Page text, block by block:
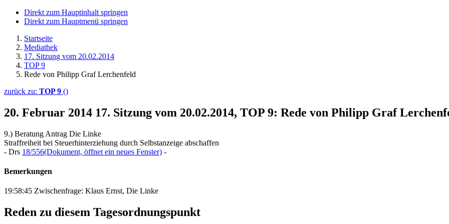
Direkt zum Hauptinhalt springen
Direkt zum Hauptmenü springen
Startseite
Mediathek
17. Sitzung vom 20.02.2014
TOP 9
Rede von Philipp Graf Lerchenfeld
zurück zu: TOP 9 ()
20. Februar 2014 17. Sitzung vom 20.02.2014, TOP 9: Rede von Philipp Graf
9.) Beratung Antrag Die Linke
Straffreiheit bei Steuerhinterziehung durch Selbstanzeige abschaffen
- Drs 18/556(Dokument, öffnet ein neues Fenster) -
Bemerkungen
19:58:45 Zwischenfrage: Klaus Ernst, Die Linke
Reden zu diesem Tagesordnungspunkt